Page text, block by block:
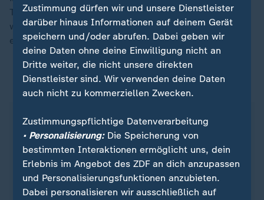
Turnieren wird der dritte Platz nicht extra ausgespielt,
weshalb beide Halbfinal-Verlierer eine Bronzemedaille
erhalten.
ZDFsportstudio auf WhatsApp
Zustimmung dürfen wir und unsere Dienstleister
darüber hinaus Informationen auf deinem Gerät
speichern und/oder abrufen. Dabei geben wir
deine Daten ohne deine Einwilligung nicht an
Dritte weiter, die nicht unsere direkten
Dienstleister sind. Wir verwenden deine Daten
auch nicht zu kommerziellen Zwecken.
Zustimmungspflichtige Datenverarbeitung
• Personalisierung:Die Speicherung von
bestimmten Interaktionen ermöglicht uns, dein
Erlebnis im Angebot des ZDF an dich anzupassen
und Personalisierungsfunktionen anzubieten.
Dabei personalisieren wir ausschließlich auf